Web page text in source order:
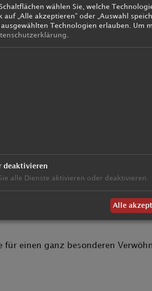
im Hotel
für einen ganz besonderen
wählen Sie, welche
„Alle akzeptieren“ oder „Auswahl
Technologien erlauben.
Um
deaktivieren
alle Dienste aktivieren oder deaktivieren.
Alle